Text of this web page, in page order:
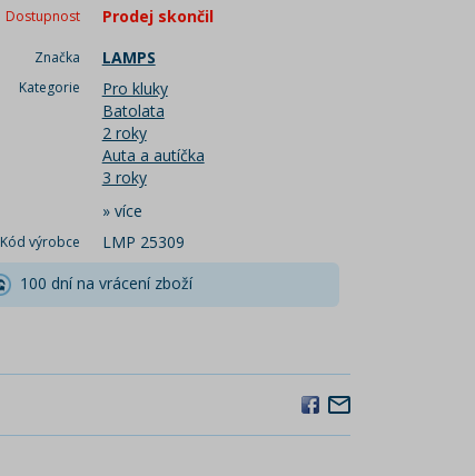
Dostupnost Prodej skončil
Značka LAMPS
Kategorie
Pro kluky
Batolata
2 roky
Auta a autíčka
3 roky
» více
Kód výrobce
LMP 25309
100 dní na vrácení zboží